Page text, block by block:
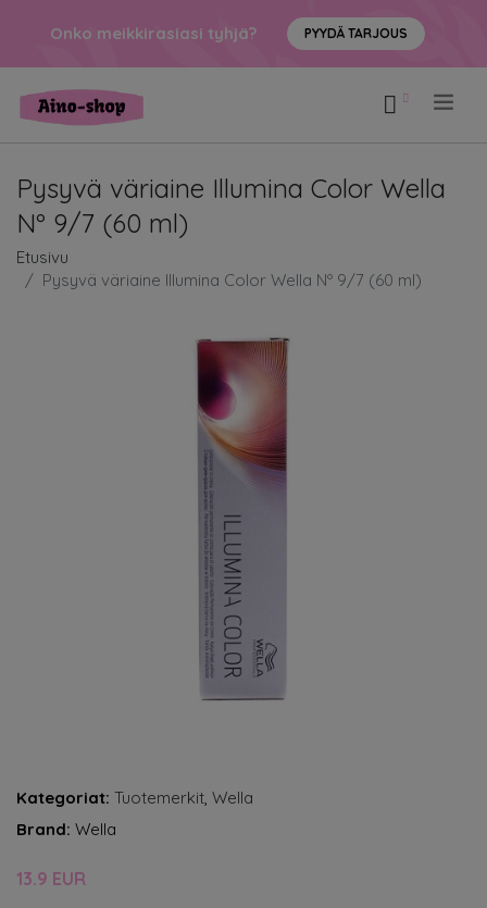
Onko meikkirasiasi tyhjä? PYYDÄ TARJOUS
Pysyvä väriaine Illumina Color Wella
Nº 9/7 (60 ml)
Etusivu
Pysyvä väriaine Illumina Color Wella Nº 9/7 (60 ml)
Kategoriat: Tuotemerkit, Wella
Brand: Wella
13.9 EUR